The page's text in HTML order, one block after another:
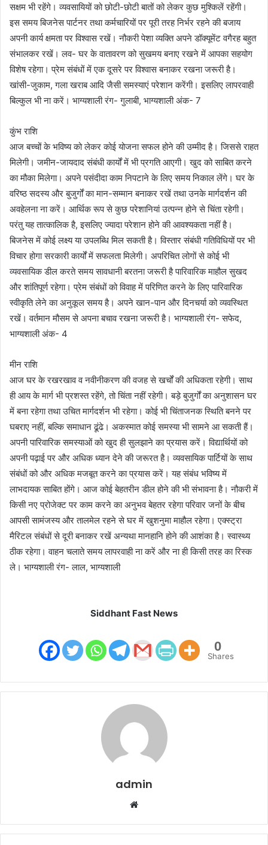
सक्षम भी रहेंगे। व्यवसायियों को छोटी-छोटी बातों को लेकर कुछ मुश्किलें रहेंगी।
इस समय बिजनेस पार्टनर तथा कर्मचारियों पर पूरी तरह निर्भर रहने की बजाय
अपनी कार्य क्षमता पर विश्वास रखें। नौकरी पेशा व्यक्ति अपने डॉक्यूमेंट वगैरह बहुत
संभालकर रखें। लव- घर के वातावरण को सुखमय बनाए रखने में आपका सहयोग
विशेष रहेगा। प्रेम संबंधों में एक दूसरे पर विश्वास बनाकर रखना जरूरी है।
खांसी-जुकाम, गला खराब आदि जैसी समस्याएं परेशान करेंगी। इसलिए लापरवाही
बिल्कुल भी ना करें। भाग्यशाली रंग- गुलाबी, भाग्यशाली अंक- 7
कुंभ राशि
आज बच्चों के भविष्य को लेकर कोई योजना सफल होने की उम्मीद है। जिससे राहत
मिलेगी। जमीन-जायदाद संबंधी कार्यों में भी प्रगति आएगी। खुद को साबित करने
का मौका मिलेगा। अपने पसंदीदा काम निपटाने के लिए समय निकाल लेंगे। घर के
वरिष्ठ सदस्य और बुजुर्गों का मान-सम्मान बनाकर रखें तथा उनके मार्गदर्शन की
अवहेलना ना करें। आर्थिक रूप से कुछ परेशानियां उत्पन्न होने से चिंता रहेगी।
परंतु यह तात्कालिक है, इसलिए ज्यादा परेशान होने की आवश्यकता नहीं है।
बिजनेस में कोई लक्ष्य या उपलब्धि मिल सकती है। विस्तार संबंधी गतिविधियों पर भी
विचार होगा सरकारी कार्यों में सफलता मिलेगी। अपरिचित लोगों से कोई भी
व्यवसायिक डील करते समय सावधानी बरतना जरूरी है पारिवारिक माहौल सुखद
और शांतिपूर्ण रहेगा। प्रेम संबंधों को विवाह में परिणित करने के लिए पारिवारिक
स्वीकृति लेने का अनुकूल समय है। अपने खान-पान और दिनचर्या को व्यवस्थित
रखें। वर्तमान मौसम से अपना बचाव रखना जरूरी है। भाग्यशाली रंग- सफेद,
भाग्यशाली अंक- 4
मीन राशि
आज घर के रखरखाव व नवीनीकरण की वजह से खर्चों की अधिकता रहेगी। साथ
ही आय के मार्ग भी प्रशस्त रहेंगे, तो चिंता नहीं रहेगी। बड़े बुजुर्गों का अनुशासन घर
में बना रहेगा तथा उचित मार्गदर्शन भी रहेगा। कोई भी चिंताजनक स्थिति बनने पर
घबराए नहीं, बल्कि समाधान ढूंढे। अकस्मात कोई समस्या भी सामने आ सकती हैं।
अपनी पारिवारिक समस्याओं को खुद ही सुलझाने का प्रयास करें। विद्यार्थियों को
अपनी पढ़ाई पर और अधिक ध्यान देने की जरूरत है। व्यवसायिक पार्टियों के साथ
संबंधों को और अधिक मजबूत करने का प्रयास करें। यह संबंध भविष्य में
लाभदायक साबित होंगे। आज कोई बेहतरीन डील होने की भी संभावना है। नौकरी में
किसी नए प्रोजेक्ट पर काम करने का अनुभव बेहतर रहेगा परिवार जनों के बीच
आपसी सामंजस्य और तालमेल रहने से घर में खुशनुमा माहौल रहेगा। एक्स्ट्रा
मैरिटल संबंधों से दूरी बनाकर रखें अन्यथा मानहानि होने की आशंका है। स्वास्थ्य
ठीक रहेगा। वाहन चलाते समय लापरवाही ना करें और ना ही किसी तरह का रिस्क
ले। भाग्यशाली रंग- लाल, भाग्यशाली
Siddhant Fast News
0
Shares
admin
b